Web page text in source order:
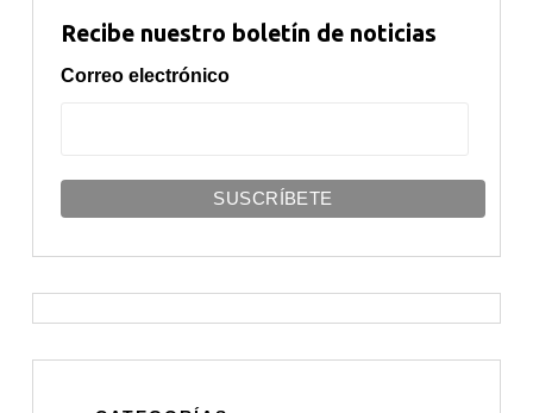
Recibe nuestro boletín de noticias
Correo electrónico